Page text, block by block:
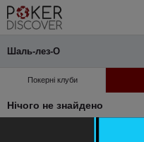
Шаль-лез-О
Покерні клуби
Нічого не знайдено